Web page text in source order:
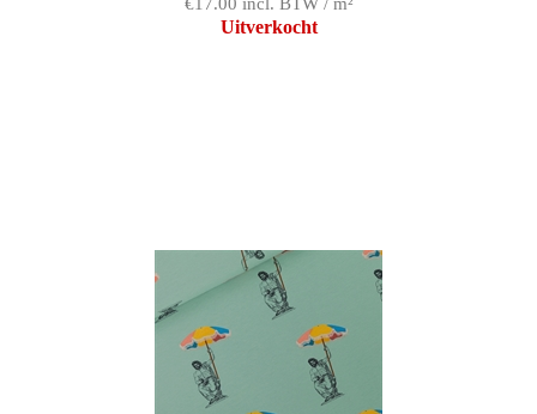
Uitverkocht